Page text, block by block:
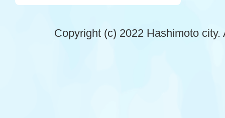
Copyright (c) 2022 Hashimoto